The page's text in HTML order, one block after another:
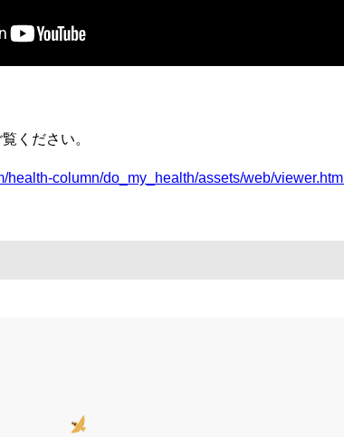
ください。
health-column/do_my_health/assets/web/viewer.html